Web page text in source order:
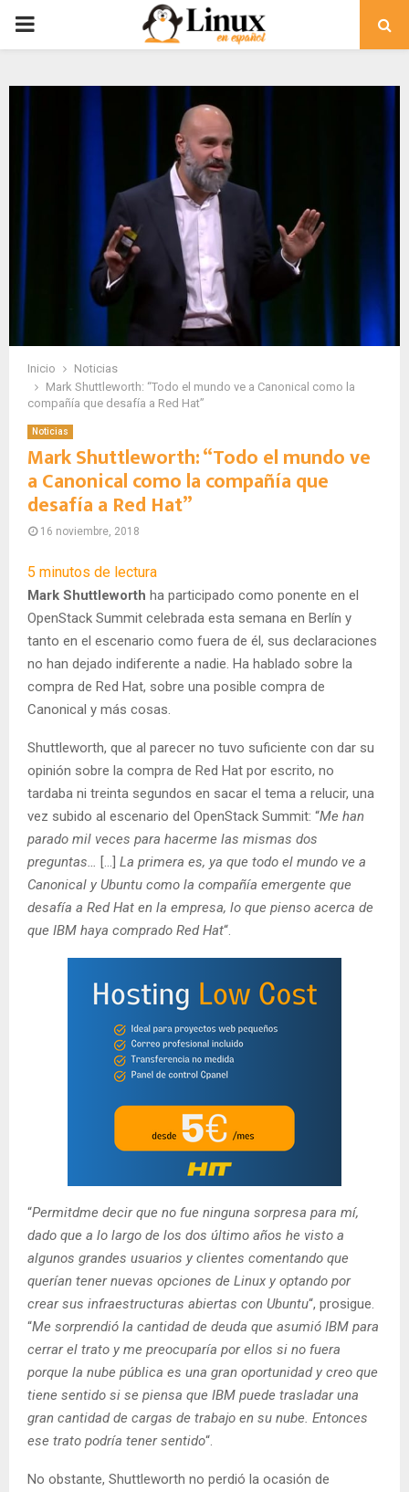
PRIMARY
Inicio
Noticias
Mark Shuttleworth: “Todo el mundo ve a Canonical como la
compañía que desafía a Red Hat”
Noticias
Mark Shuttleworth: “Todo el mundo ve
a Canonical como la compañía que
desafía a Red Hat”
16 noviembre, 2018
5 minutos de lectura
Mark Shuttleworth ha participado como ponente en el
OpenStack Summit celebrada esta semana en Berlín y
tanto en el escenario como fuera de él, sus declaraciones
no han dejado indiferente a nadie. Ha hablado sobre la
compra de Red Hat, sobre una posible compra de
Canonical y más cosas.
Shuttleworth, que al parecer no tuvo suficiente con dar su
opinión sobre la compra de Red Hat por escrito, no
tardaba ni treinta segundos en sacar el tema a relucir, una
vez subido al escenario del OpenStack Summit: “Me han
parado mil veces para hacerme las mismas dos
preguntas… […] La primera es, ya que todo el mundo ve a
Canonical y Ubuntu como la compañía emergente que
desafía a Red Hat en la empresa, lo que pienso acerca de
que IBM haya comprado Red Hat“.
“Permitdme decir que no fue ninguna sorpresa para mí,
dado que a lo largo de los dos último años he visto a
algunos grandes usuarios y clientes comentando que
querían tener nuevas opciones de Linux y optando por
crear sus infraestructuras abiertas con Ubuntu“, prosigue.
“Me sorprendió la cantidad de deuda que asumió IBM para
cerrar el trato y me preocuparía por ellos si no fuera
porque la nube pública es una gran oportunidad y creo que
tiene sentido si se piensa que IBM puede trasladar una
gran cantidad de cargas de trabajo en su nube. Entonces
ese trato podría tener sentido“.
No obstante, Shuttleworth no perdió la ocasión de